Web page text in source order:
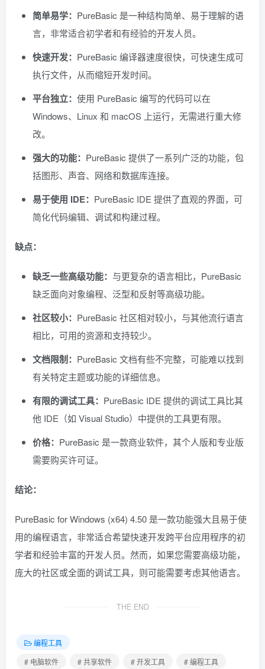
简单易学： PureBasic 是一种结构简单、易于理解的语
言，非常适合初学者和有经验的开发人员。
快速开发： PureBasic 编译器速度很快，可快速生成可
执行文件，从而缩短开发时间。
平台独立： 使用 PureBasic 编写的代码可以在
Windows、Linux 和 macOS 上运行，无需进行重大修
改。
强大的功能： PureBasic 提供了一系列广泛的功能，包
括图形、声音、网络和数据库连接。
易于使用 IDE： PureBasic IDE 提供了直观的界面，可
简化代码编辑、调试和构建过程。
缺点：
缺乏一些高级功能： 与更复杂的语言相比，PureBasic
缺乏面向对象编程、泛型和反射等高级功能。
社区较小： PureBasic 社区相对较小，与其他流行语言
相比，可用的资源和支持较少。
文档限制： PureBasic 文档有些不完整，可能难以找到
有关特定主题或功能的详细信息。
有限的调试工具： PureBasic IDE 提供的调试工具比其
他 IDE（如 Visual Studio）中提供的工具更有限。
价格： PureBasic 是一款商业软件，其个人版和专业版
需要购买许可证。
结论：
PureBasic for Windows (x64) 4.50 是一款功能强大且易于使
用的编程语言，非常适合希望快速开发跨平台应用程序的初
学者和经验丰富的开发人员。然而，如果您需要高级功能，
庞大的社区或全面的调试工具，则可能需要考虑其他语言。
THE END
编程工具
# 电脑软件
# 共享软件 # 开发工具
# 编程工具